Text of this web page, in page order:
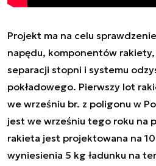
Projekt ma na celu
napędu, komponentów
separacji stopni i systemu
pokładowego. Pierwszy lot
we wrześniu br. z poligonu w
jest we wrześniu tego roku na
rakieta jest projektowana na
wyniesienia 5 kg ładunku na